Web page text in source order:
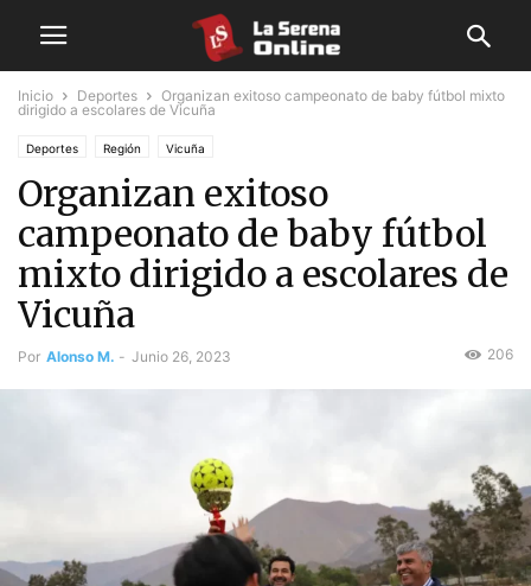
Inicio Deportes
Organizan exitoso campeonato de baby fútbol mixto
dirigido a escolares de Vicuña
Deportes Región Vicuña
Organizan exitoso
campeonato de baby fútbol
mixto dirigido a escolares de
Vicuña
Por Alonso M. - Junio 26, 2023 206